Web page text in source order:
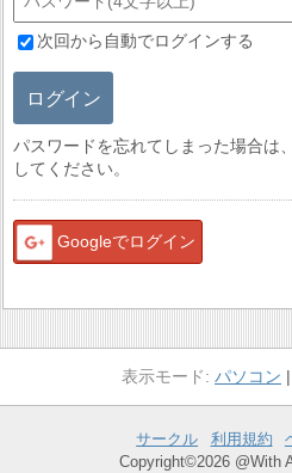
次回から自動でログインする
ログイン
パスワードを忘れてしまった場合は
してください。
Googleでログイン
パソコン
サークル 利用規約
Copyright©2026 @With